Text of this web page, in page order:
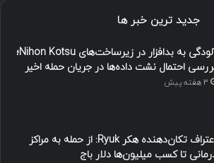
جدید ترین خبر ها
آلودگی به بدافزار در زیرساخت‌های Nihon Kotsu؛
احتمال نشت داده‌ها در جریان حمله اخیر
3 هفته پیش
اعتراف تکان‌دهنده هکر Ryuk: از حمله به مراکز
تا کسب میلیون‌ها دلار باج